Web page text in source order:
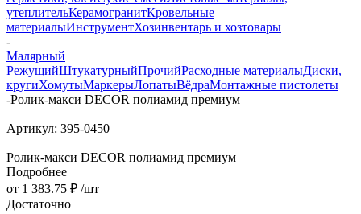
утеплительКерамогранитКровельные
материалыИнструментХозинвентарь и хозтовары
-
Малярный
РежущийШтукатурныйПрочийРасходные материалыДиски,
кругиХомутыМаркерыЛопатыВёдраМонтажные пистолеты
-Ролик-макси DECOR полиамид премиум
Артикул: 395-0450
Ролик-макси DECOR полиамид премиум
Подробнее
от 1 383.75 ₽ /шт
Достаточно